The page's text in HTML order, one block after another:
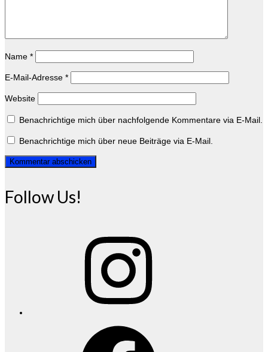
Name *
E-Mail-Adresse *
Website
Benachrichtige mich über nachfolgende Kommentare via E-Mail.
Benachrichtige mich über neue Beiträge via E-Mail.
Follow Us!